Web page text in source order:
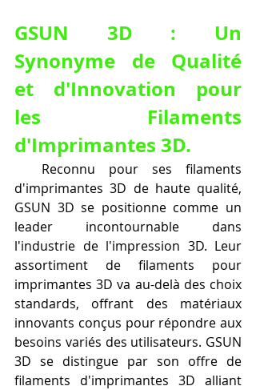
GSUN 3D : Un
Synonyme de Qualité
et d'Innovation pour
les Filaments
d'Imprimantes 3D.
d'imprimantes 3D de haute qualité,
GSUN 3D se positionne comme un
leader incontournable dans
l'industrie de l'impression 3D. Leur
assortiment de filaments pour
imprimantes 3D va au-delà des choix
standards, offrant des matériaux
innovants conçus pour répondre aux
besoins variés des utilisateurs. GSUN
3D se distingue par son offre de
filaments d'imprimantes 3D alliant